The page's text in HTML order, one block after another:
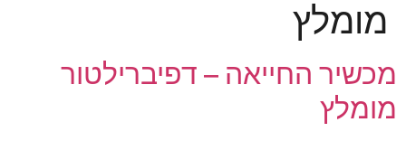
מומלץ
מכשיר החייאה – דפיברילטור
מומלץ